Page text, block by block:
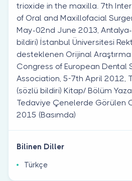
trioxide in the maxilla. 7th
of Oral and Maxillofacial
May-02nd June 2013,
bildiri) İstanbul Üniversitesi
desteklenen Orijinal
Congress of European Dental
Association, 5-7th April 2012,
(sözlü bildiri) Kitap/ Bölüm
Tedaviye Çenelerde Görülen
2015 (Basımda)
Bilinen Diller
Türkçe